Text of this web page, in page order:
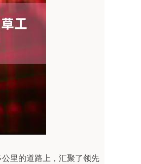
里的道路上，汇聚了领先